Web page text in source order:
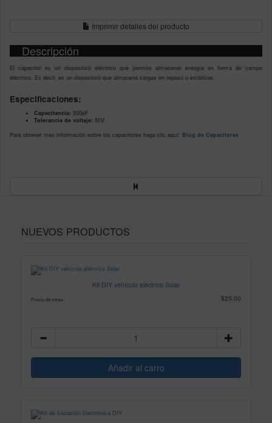
Imprimir detalles del producto
Descripción
El capacitor es un dispositivo eléctrico que permite almacenar energía en forma de campo
eléctrico. Es decir, es un dispositivo que almacena cargas en reposo o estáticas.
Especificaciones:
Capacitancia: 500pF
Tolerancia de voltaje: 50V
Para obtener mas información sobre los capacitores haga clic aquí: Blog de Capacitores
NUEVOS PRODUCTOS
Kit DIY vehículo eléctrico Solar
Precio de venta: $25.00